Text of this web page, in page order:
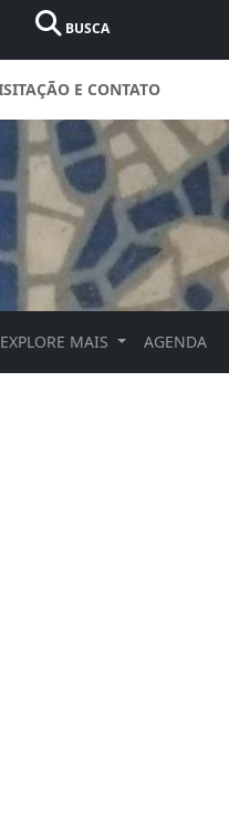
BUSCA
E CONTATO
EXPLORE MAIS AGENDA